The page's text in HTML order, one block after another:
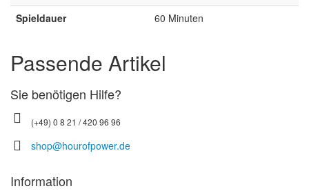
Spieldauer 60 Minuten
Passende Artikel
Sie benötigen Hilfe?
(+49) 0 8 21 / 420 96 96
shop@hourofpower.de
Information